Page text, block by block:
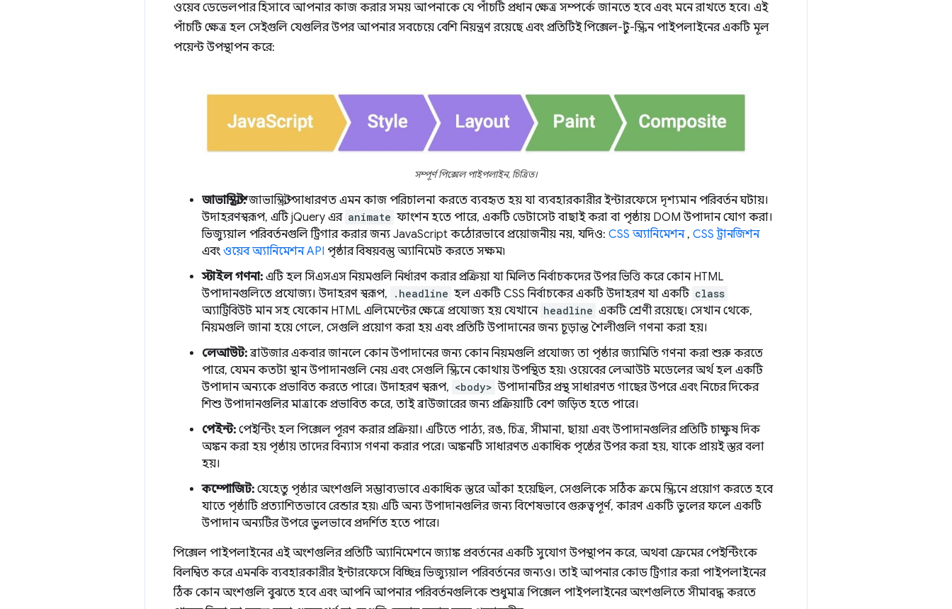
ওয়েব ডেভেলপার হিসাবে আপনার কাজ করার সময় আপনাকে যে পাঁচটি প্রধান ক্ষেত্র সম্পর্কে জানতে হবে এবং মনে রাখতে হবে। এই
পাঁচটি ক্ষেত্র হল সেইগুলি যেগুলির উপর আপনার সবচেয়ে বেশি নিয়ন্ত্রণ রয়েছে এবং প্রতিটিই পিক্সেল-টু-স্ক্রিন পাইপলাইনের একটি মূল
পয়েন্ট উপস্থাপন করে:
সম্পূর্ণ পিক্সেল পাইপলাইন, চিত্রিত।
জাভাস্ক্রিপ্ট:জাভাস্ক্রিপ্ট সাধারণত এমন কাজ পরিচালনা করতে ব্যবহৃত হয় যা ব্যবহারকারীর ইন্টারফেসে দৃশ্যমান পরিবর্তন ঘটায়।
উদাহরণস্বরূপ, এটি jQuery এর animate ফাংশন হতে পারে, একটি ডেটাসেট বাছাই করা বা পৃষ্ঠায় DOM উপাদান যোগ করা।
ভিজ্যুয়াল পরিবর্তনগুলি ট্রিগার করার জন্য JavaScript কঠোরভাবে প্রয়োজনীয় নয়, যদিও: CSS অ্যানিমেশন, CSS ট্রানজিশন
এবং ওয়েব অ্যানিমেশন API পৃষ্ঠার বিষয়বস্তু অ্যানিমেট করতে সক্ষম৷
স্টাইল গণনা: এটি হল সিএসএস নিয়মগুলি নির্ধারণ করার প্রক্রিয়া যা মিলিত নির্বাচকদের উপর ভিত্তি করে কোন HTML
উপাদানগুলিতে প্রযোজ্য। উদাহরণ স্বরূপ,
.headline হল একটি CSS নির্বাচকের একটি উদাহরণ যা একটি class
অ্যাট্রিবিউট মান সহ যেকোন HTML এলিমেন্টের ক্ষেত্রে প্রযোজ্য হয় যেখানে headline একটি শ্রেণী রয়েছে। সেখান থেকে,
নিয়মগুলি জানা হয়ে গেলে, সেগুলি প্রয়োগ করা হয় এবং প্রতিটি উপাদানের জন্য চূড়ান্ত শৈলীগুলি গণনা করা হয়।
লেআউট: ব্রাউজার একবার জানলে কোন উপাদানের জন্য কোন নিয়মগুলি প্রযোজ্য তা পৃষ্ঠার জ্যামিতি গণনা করা শুরু করতে
পারে, যেমন কতটা স্থান উপাদানগুলি নেয় এবং সেগুলি স্ক্রিনে কোথায় উপস্থিত হয়৷ ওয়েবের লেআউট মডেলের অর্থ হল একটি
উপাদান অন্যকে প্রভাবিত করতে পারে। উদাহরণ স্বরূপ, <body> উপাদানটির প্রস্থ সাধারণত গাছের উপরে এবং নিচের দিকের
শিশু উপাদানগুলির মাত্রাকে প্রভাবিত করে, তাই ব্রাউজারের জন্য প্রক্রিয়াটি বেশ জড়িত হতে পারে।
পেইন্ট: পেইন্টিং হল পিক্সেল পূরণ করার প্রক্রিয়া। এটিতে পাঠ্য, রঙ, চিত্র, সীমানা, ছায়া এবং উপাদানগুলির প্রতিটি চাক্ষুষ দিক
অঙ্কন করা হয় পৃষ্ঠায় তাদের বিন্যাস গণনা করার পরে। অঙ্কনটি সাধারণত একাধিক পৃষ্ঠের উপর করা হয়, যাকে প্রায়ই স্তর বলা
হয়।
কম্পোজিট: যেহেতু পৃষ্ঠার অংশগুলি সম্ভাব্যভাবে একাধিক স্তরে আঁকা হয়েছিল, সেগুলিকে সঠিক ক্রমে স্ক্রিনে প্রয়োগ করতে হবে
যাতে পৃষ্ঠাটি প্রত্যাশিতভাবে রেন্ডার হয়৷ এটি অন্য উপাদানগুলির জন্য বিশেষভাবে গুরুত্বপূর্ণ, কারণ একটি ভুলের ফলে একটি
উপাদান অন্যটির উপরে ভুলভাবে প্রদর্শিত হতে পারে।
পিক্সেল পাইপলাইনের এই অংশগুলির প্রতিটি অ্যানিমেশনে জ্যাঙ্ক প্রবর্তনের একটি সুযোগ উপস্থাপন করে, অথবা ফ্রেমের পেইন্টিংকে
বিলম্বিত করে এমনকি ব্যবহারকারীর ইন্টারফেসে বিচ্ছিন্ন ভিজ্যুয়াল পরিবর্তনের জন্যও। তাই আপনার কোড ট্রিগার করা পাইপলাইনের
ঠিক কোন অংশগুলি বুঝতে হবে এবং আপনি আপনার পরিবর্তনগুলিকে শুধুমাত্র পিক্সেল পাইপলাইনের অংশগুলিতে সীমাবদ্ধ করতে